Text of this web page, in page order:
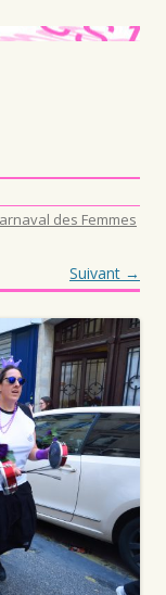
contenu principal
des Femmes
Suivant →